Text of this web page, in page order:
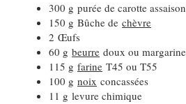
300 g purée de carotte
150 g Bûche de chèvre
2 Œufs
60 g beurre doux ou
115 g farine T45 ou T55
100 g noix concassées
11 g levure chimique